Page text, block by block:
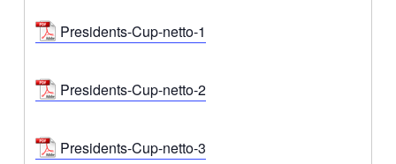
Presidents-Cup-netto-1
Presidents-Cup-netto-2
Presidents-Cup-netto-3